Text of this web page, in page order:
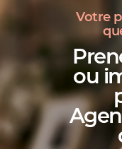
Votre
ou